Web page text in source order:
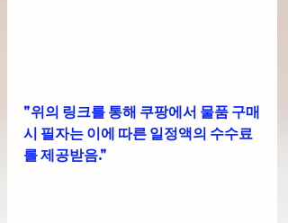
"위의 링크를 통해 쿠팡에서 물품 구매
시 필자는 이에 따른 일정액의 수수료
를 제공받음."